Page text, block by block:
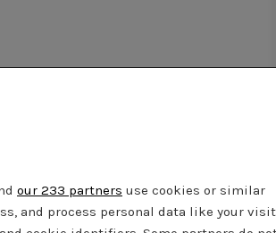
our 233 partners use cookies or similar
and process personal data like your
Met Gala (@metgalaofficial_)